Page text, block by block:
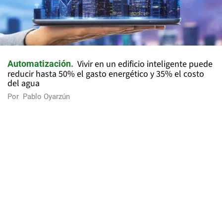
Automatización
Vivir en un edificio inteligente puede
reducir hasta 50% el gasto energético y 35% el costo
del agua
Por Pablo Oyarzún